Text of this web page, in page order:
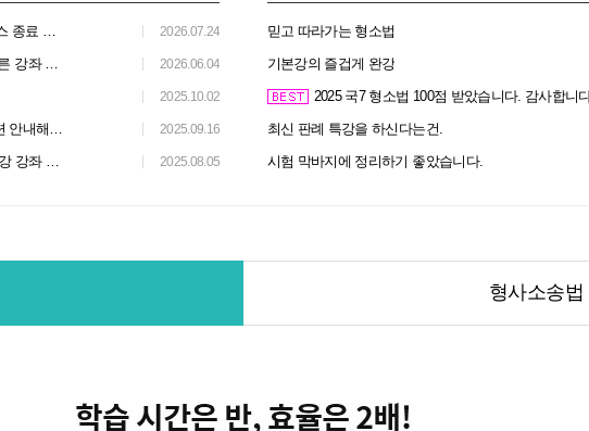
지 연장) 2026.07.24
강 안내 2026.06.04
2025.10.02
) 개강 예정) 2025.09.16
립니다. 2025.08.05
믿고 따라가는 형소법
기본강의 즐겁게 완강
2025 국7 형소법 100점 받았습니다. 감사합니
최신 판례 특강을 하신다는건.
시험 막바지에 정리하기 좋았습니다.
형사소송법